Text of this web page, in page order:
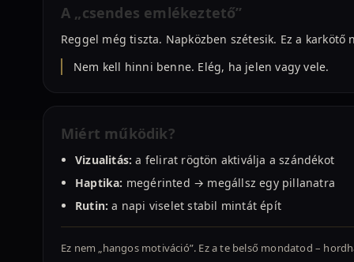
A „csendes emlékeztető”
Reggel még tiszta. Napközben szétesik. Ez a karkötő
Nem kell hinni benne. Elég, ha jelen vagy vele.
Miért működik?
Vizualitás: a felirat rögtön aktiválja a szándékot
Haptika: megérinted → megállsz egy pillanatra
Rutin: a napi viselet stabil mintát épít
Ez nem „hangos motiváció”. Ez a te belső mondatod –